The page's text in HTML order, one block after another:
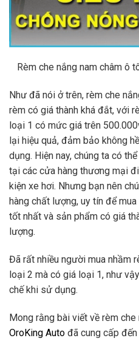
Rèm che nắng nam châm ô
Như đã nói ở trên, rèm che
rèm có giá thành khá đắt, với
loại 1 có mức giá trên
lại hiệu quả, đảm bảo không
dụng. Hiện nay, chúng ta có
tại các cửa hàng thương mại
kiện xe hơi. Nhưng bạn nên
hàng chất lượng, uy tín để
tốt nhất và sản phẩm có giá
lượng.
Đã rất nhiều người mua nhầm
loại 2 mà có giá loại 1, như
chế khi sử dụng.
Mong rằng bài viết về rèm
OroKing Auto đã cung cấp